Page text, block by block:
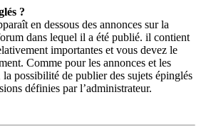
?
en dessous des annonces sur la
dans lequel il a été publié. il contient
importantes et vous devez le
Comme pour les annonces et les
la possibilité de publier des sujets épinglés
définies par l’administrateur.